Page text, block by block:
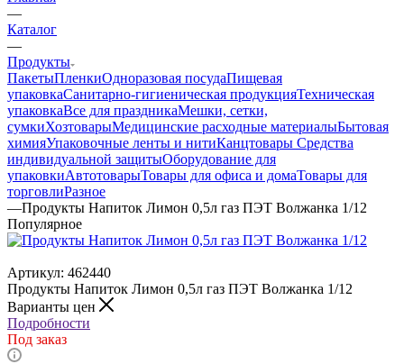
—
Каталог
—
Продукты
ПакетыПленкиОдноразовая посудаПищевая
упаковкаСанитарно-гигиеническая продукцияТехническая
упаковкаВсе для праздникаМешки, сетки,
сумкиХозтоварыМедицинские расходные материалыБытовая
химияУпаковочные ленты и нитиКанцтовары Средства
индивидуальной защитыОборудование для
упаковкиАвтотоварыТовары для офиса и домаТовары для
торговлиРазное
—Продукты Напиток Лимон 0,5л газ ПЭТ Волжанка 1/12
Популярное
Артикул: 462440
Продукты Напиток Лимон 0,5л газ ПЭТ Волжанка 1/12
Варианты цен
Подробности
Под заказ